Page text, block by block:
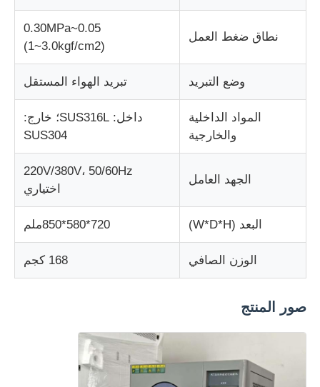
معدات اختبار التعبئة
آلة اختبار النسيج
جهاز التحكم بدرجة الحرارة والرطوبة
نطاق ضغط العمل
0.05~0.30MPa
(1~3.0kgf/cm2)
وضع التبريد تبريد الهواء المستقل
المواد الداخلية
والخارجية
داخل: SUS316L؛ خارج:
SUS304
الجهد العامل
220V/380V، 50/60Hz
اختياري
البعد (W*D*H) 720*580*850ملم
الوزن الصافي 168 كجم
صور المنتج